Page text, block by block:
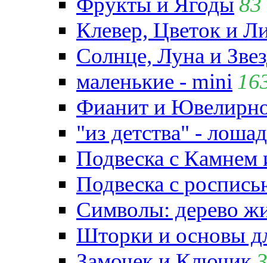
Клевер, Цветок и
Солнце, Луна и
маленькие - mini
Фианит и
"из детства" -
Подвеска с
Подвеска с
Символы: дерево
Шторки и основы